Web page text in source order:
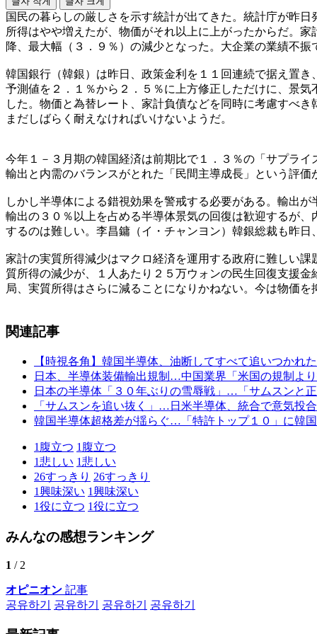
国民の暮らしの厳しさを示す統計が出てきた。統計庁が昨
所得はやや増えたが、物価がそれ以上に上がったからだ。
降、最大幅（３．９％）の減少となった。大企業の業績不振
韓国銀行（韓銀）は昨日、政策金利を１１回連続で据え置
予測値を２．１％から２．５％に上方修正しただけに、景
した。物価と為替レート、家計負債などを同時に考慮すべ
まだしばらく耐えなければいけないようだ。
今年１－３月期の韓国経済は前期比で１．３％の「サプラ
輸出と内需のバランスがとれた「民間主導成長」という評
しかし半導体による錯視効果を警戒する必要がある。輸出
輸出の３０％以上を占める半導体景気の回復は歓迎するが
するのは難しい。李昌鏞（イ・チャンヨン）韓銀総裁も昨
家計の実質所得減少はマクロ経済を運用する政府に難しい
質所得の減少が、１人あたり２５万ウォンの民生回復支援
局、実質所得はさらに減ることになりかねない。今は物価
関連記事
【時視各角】韓国半導体、油断してすべて追いつかれた
日本、半導体装備輸出規制…中国業界「米国の規制より
日本の半導体「３０年ぶりの雪辱戦」…「サムスンと
「サムスンを追い抜く」…日米半導体、統合で意気投
韓国半導体超格差が揺らぐ…「特許トップ１０」に韓
1 腹立つ 1 腹立つ
1悲しい 1悲しい
26すっきり 26すっきり
1興味深い 1興味深い
1役に立つ 1役に立つ
みんなの感想ランキング
1 / 2
オピニオン 記事
공유하기
공유하기 공유하기 공유하기